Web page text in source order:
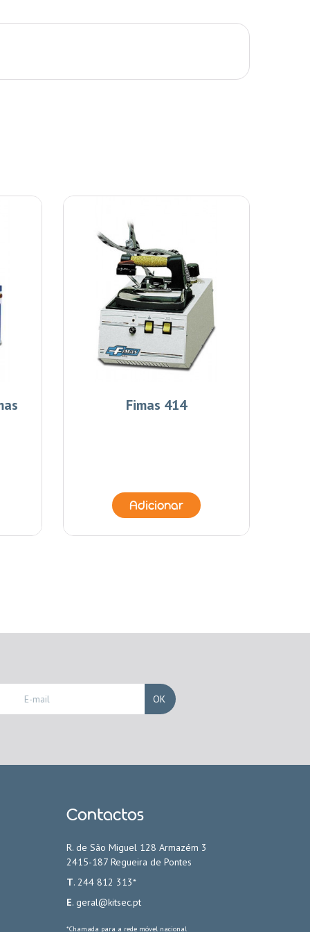
Fimas 414
Adicionar
OK
Contactos
R. de São Miguel 128 Armazém 3
2415-187 Regueira de Pontes
T. 244 812 313*
E. geral@kitsec.pt
*Chamada para a rede móvel nacional